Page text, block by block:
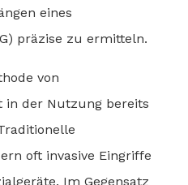
eines
präzise zu ermitteln.
von
in der Nutzung bereits
oft invasive Eingriffe
Im Gegensatz